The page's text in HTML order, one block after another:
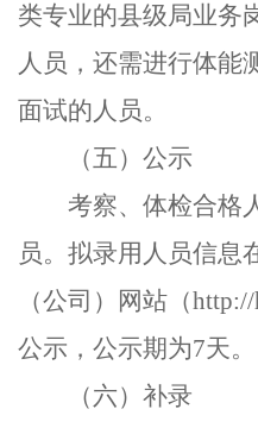
类专业的县级局业务
人员，还需进行体能
面试的人员。
（五）公示
考察、体检合格
员。拟录用人员信息
（公司）网站（http://
公示，公示期为7天。
（六）补录